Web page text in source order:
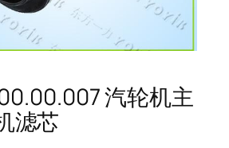
汽轮机主
滤芯